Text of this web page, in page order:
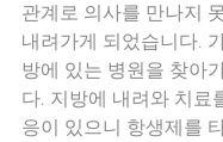
관계로 의사를 만나지
내려가게 되었습니다.
방에 있는 병원을 찾아
다. 지방에 내려와 치료
응이 있으니 항생제를